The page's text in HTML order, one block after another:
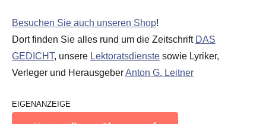
Besuchen Sie auch unseren Shop!
Dort finden Sie alles rund um die Zeitschrift DAS
GEDICHT, unsere Lektoratsdienste sowie Lyriker,
Verleger und HerausgeberAnton G. Leitner
EIGENANZEIGE